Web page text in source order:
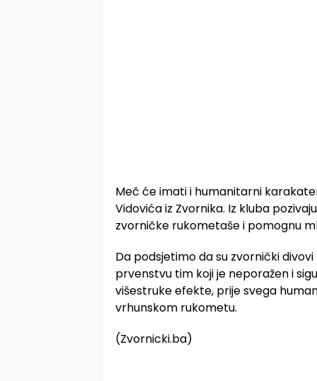
Meč će imati i humanitarni
Vidovića iz Zvornika. Iz kluba
zvorničke rukometaše i pomognu
Da podsjetimo da su zvornički
prvenstvu tim koji je neporažen i
višestruke efekte, prije svega
vrhunskom rukometu.
(Zvornicki.ba)